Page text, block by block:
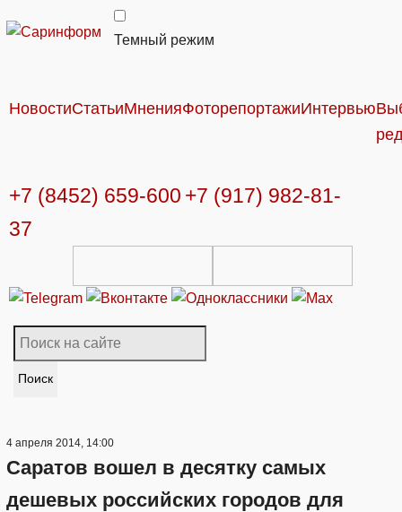
Темный режим
НовостиСтатьиМненияФоторепортажиИнтервью
+7 (8452) 659-600 +7 (917) 982-81-
37
Поиск
4 апреля 2014, 14:00
Саратов вошел в деcятку самых
дешевых российских городов для